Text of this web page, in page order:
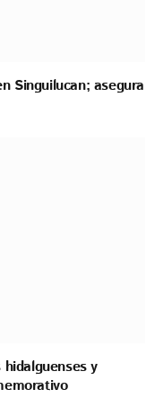
Singuilucan; asegura
y